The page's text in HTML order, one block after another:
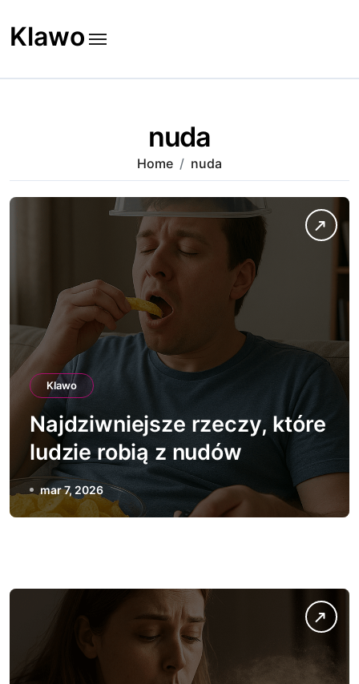
to
content
Klawo
nuda
Home nuda
Klawo
Najdziwniejsze rzeczy, które
ludzie robią z nudów
mar 7, 2026